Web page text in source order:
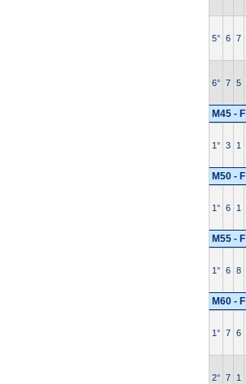
5° 6 7
6° 7 5
M45 - F
1° 3 1
M50 - F
1° 6 1
M55 - F
1° 6 8
M60 - F
1° 7 6
2° 7 1